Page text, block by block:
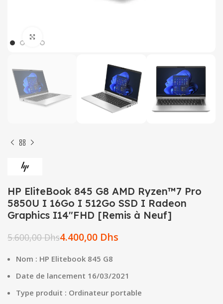
HP EliteBook 845 G8 AMD Ryzen™7 Pro
5850U I 16Go I 512Go SSD I Radeon
Graphics I14″FHD [Remis à Neuf]
5.600,00Dhs4.400,00 Dhs
Nom : HP Elitebook 845 G8
Date de lancement 16/03/2021
Type produit : Ordinateur portable